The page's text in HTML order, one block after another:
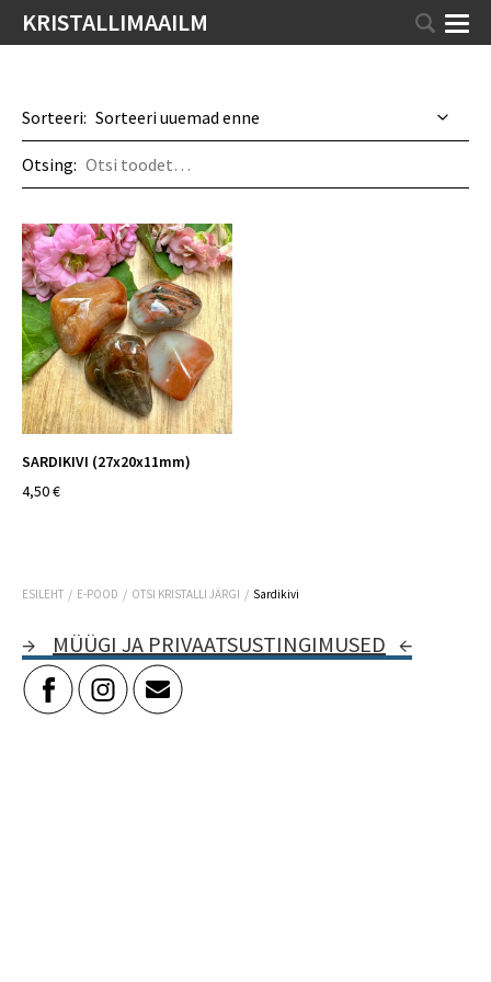
KRISTALLIMAAILM
Sorteeri:
Otsing:
SARDIKIVI (27x20x11mm)
4,50 €
ESILEHT / E-POOD / OTSI KRISTALLI JÄRGI / Sardikivi
→ MÜÜGI JA PRIVAATSUSTINGIMUSED ←